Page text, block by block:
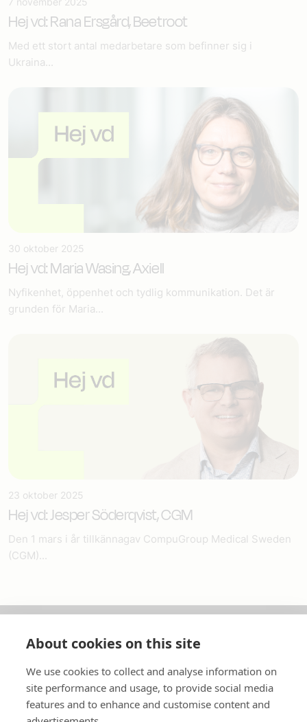
Hej vd: Rana Ersgård, Beetroot
Med ett stort antal medarbetare som befinner sig i
Ukraina...
30 oktober 2025
Hej vd: Maria Wasing, Axiell
Nyfikenhet, öppenhet och tydlig kommunikation. Det är
grunden för Maria...
23 oktober 2025
Hej vd: Jesper Söderqvist, CGM
Den 1 mars i år tillkännagav CompuGroup Medical Sweden
(CGM)...
In English
Standardavtal
About cookies on this site
We use cookies to collect and analyse information on
site performance and usage, to provide social media
features and to enhance and customise content and